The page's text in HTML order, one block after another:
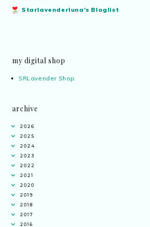
Starlavenderluna's Bloglist
my digital shop
SRLavender Shop
archive
2026
2025
2024
2023
2022
2021
2020
2019
2018
2017
2016